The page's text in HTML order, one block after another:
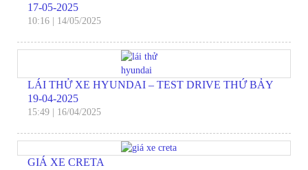
17-05-2025
10:16 14/05/2025
LÁI THỬ XE HYUNDAI – TEST DRIVE THỨ BẢY
19-04-2025
15:49 16/04/2025
GIÁ XE CRETA